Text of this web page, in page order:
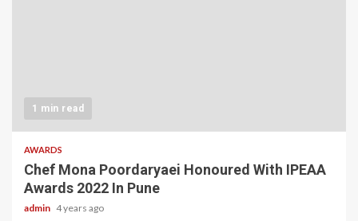
1 min read
AWARDS
Chef Mona Poordaryaei Honoured With IPEAA
Awards 2022 In Pune
admin 4 years ago